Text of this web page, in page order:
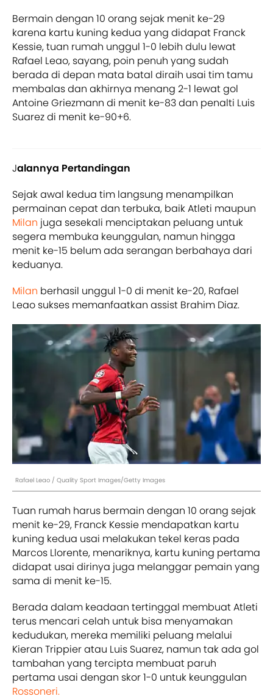
Bermain dengan 10 orang sejak menit ke-29
karena kartu kuning kedua yang didapat Franck
Kessie, tuan rumah unggul 1-0 lebih dulu lewat
Rafael Leao, sayang, poin penuh yang sudah
berada di depan mata batal diraih usai tim tamu
membalas dan akhirnya menang 2-1 lewat gol
Antoine Griezmann di menit ke-83 dan penalti Luis
Suarez di menit ke-90+6.
Jalannya Pertandingan
Sejak awal kedua tim langsung menampilkan
permainan cepat dan terbuka, baik Atleti maupun
Milan juga sesekali menciptakan peluang untuk
segera membuka keunggulan, namun hingga
menit ke-15 belum ada serangan berbahaya dari
keduanya.
Milan berhasil unggul 1-0 di menit ke-20, Rafael
Leao sukses memanfaatkan assist Brahim Diaz.
Rafael Leao / Quality Sport Images/Getty Images
Tuan rumah harus bermain dengan 10 orang sejak
menit ke-29, Franck Kessie mendapatkan kartu
kuning kedua usai melakukan tekel keras pada
Marcos Llorente, menariknya, kartu kuning pertama
didapat usai dirinya juga melanggar pemain yang
sama di menit ke-15.
Berada dalam keadaan tertinggal membuat Atleti
terus mencari celah untuk bisa menyamakan
kedudukan, mereka memiliki peluang melalui
Kieran Trippier atau Luis Suarez, namun tak ada gol
tambahan yang tercipta membuat paruh
pertama usai dengan skor 1-0 untuk keunggulan
Rossoneri.